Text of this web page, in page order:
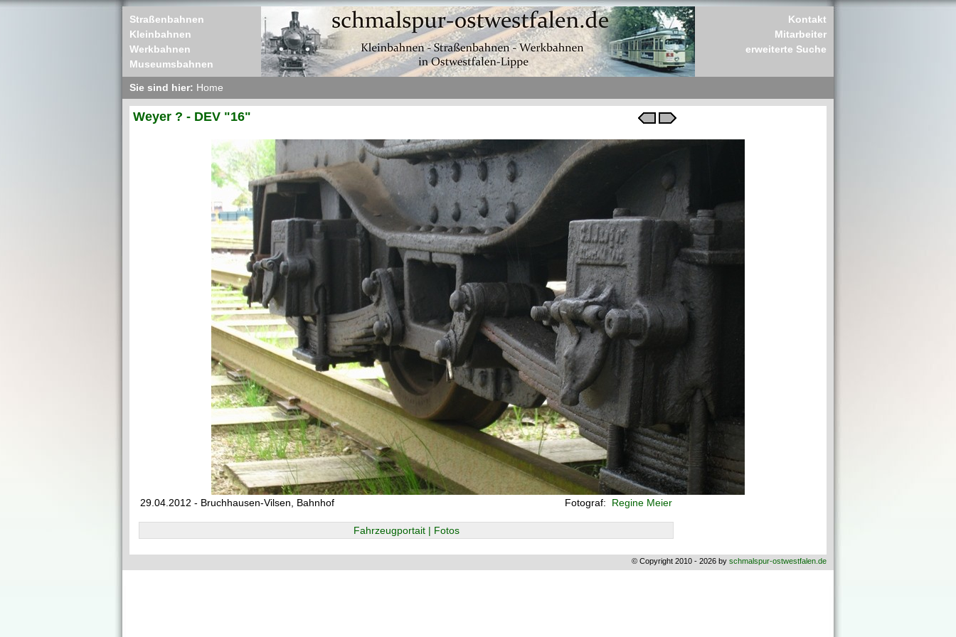
Straßenbahnen
Kleinbahnen
Werkbahnen
Museumsbahnen
Kontakt
Mitarbeiter
erweiterte Suche
Sie sind hier: Home
Weyer ? - DEV "16"
29.04.2012 - Bruchhausen-Vilsen, Bahnhof Fotograf: Regine Meier
Fahrzeugportait | Fotos
© Copyright 2010 - 2026 by schmalspur-ostwestfalen.de